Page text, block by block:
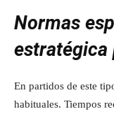
Normas
estratégica
En partidos de este
habituales. Tiempos